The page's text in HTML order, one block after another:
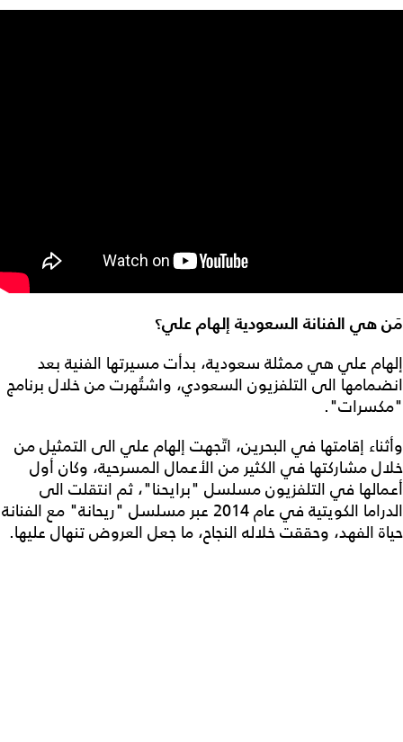
مَن هي الفنانة السعودية إلهام علي؟
إلهام علي هي ممثلة سعودية، بدأت مسيرتها الفنية بعد
انضمامها الى التلفزيون السعودي، واشتُهرت من خلال برنامج
"مكسرات".
وأثناء إقامتها في البحرين، اتّجهت إلهام علي الى التمثيل من
خلال مشاركتها في الكثير من الأعمال المسرحية، وكان أول
أعمالها في التلفزيون مسلسل "برايحنا"، ثم انتقلت الى
الدراما الكويتية في عام 2014 عبر مسلسل "ريحانة" مع الفنانة
حياة الفهد، وحققت خلاله النجاح، ما جعل العروض تنهال عليها.